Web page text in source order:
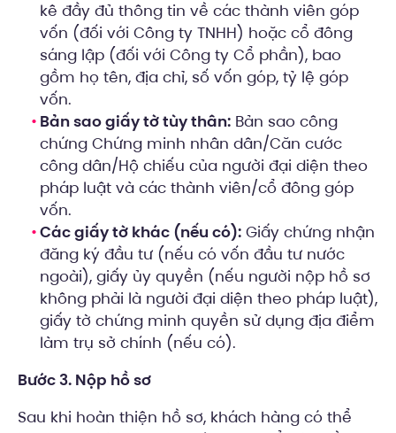
kê đầy đủ thông tin về các thành viên góp
vốn (đối với Công ty TNHH) hoặc cổ đông
sáng lập (đối với Công ty Cổ phần), bao
gồm họ tên, địa chỉ, số vốn góp, tỷ lệ góp
vốn.
Bản sao giấy tờ tùy thân: Bản sao công
chứng Chứng minh nhân dân/Căn cước
công dân/Hộ chiếu của người đại diện theo
pháp luật và các thành viên/cổ đông góp
vốn.
Các giấy tờ khác (nếu có): Giấy chứng nhận
đăng ký đầu tư (nếu có vốn đầu tư nước
ngoài), giấy ủy quyền (nếu người nộp hồ sơ
không phải là người đại diện theo pháp luật),
giấy tờ chứng minh quyền sử dụng địa điểm
làm trụ sở chính (nếu có).
Bước 3. Nộp hồ sơ
Sau khi hoàn thiện hồ sơ, khách hàng có thể